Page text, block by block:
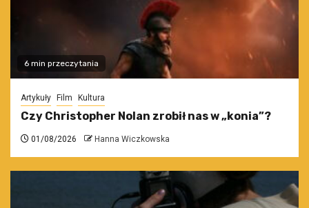
6 min przeczytania
Artykuły Film Kultura
Czy Christopher Nolan zrobił nas w „konia”?
01/08/2026 Hanna Wiczkowska